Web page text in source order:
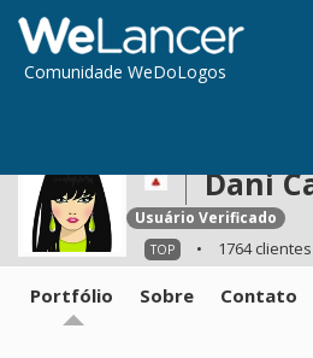
Comunidade WeDoLogos
Dani
Usuário Verificado
TOP • 1764 clientes
Portfólio Sobre Contato